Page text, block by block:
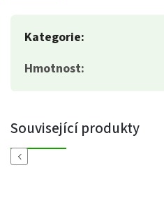
Kategorie:
Hmotnost:
Související produkty
Previous